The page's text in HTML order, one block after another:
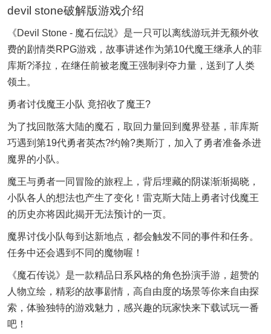
devil stone破解版游戏介绍
《Devil Stone - 魔石伝説》是一只可以离线游玩并无额外收
费的剧情类RPG游戏，故事讲述作为第10代魔王继承人的菲
库斯?泽拉，在继任前被老魔王强制剥夺力量，送到了人类
领土。
勇者讨伐魔王小队 竟招收了魔王?
为了找回散落大陆的魔石，取回力量回到魔界登基，菲库斯
巧遇到第19代勇者英杰?约翰?奥斯汀，加入了勇者准备杀进
魔界的小队。
魔王与勇者一同冒险的旅程上，背后埋藏的阴谋渐渐揭晓，
小队各人的想法也产生了变化！雷克斯大陆上勇者讨伐魔王
的历史亦将因此揭开无法预计的一页。
魔界讨伐小队每到达新地点，都会触发不同的事件和任务。
任务中还会遇到不同的魔物喔！
《魔石传说》是一款精品日系风格的角色扮演手游，超赞的
人物立绘，精彩的故事剧情，高自由度的场景等你来自由探
索，体验独特的游戏魅力，感兴趣的玩家快来下载试玩一番
吧！